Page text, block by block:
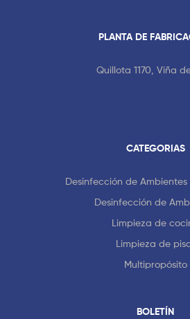
PLANTA DE
Quillota 1170, Viña
CATEGORIAS
Desinfección de Ambientes
Desinfección de
Limpieza de
Limpieza de
Multipropósito
BOLETÍN